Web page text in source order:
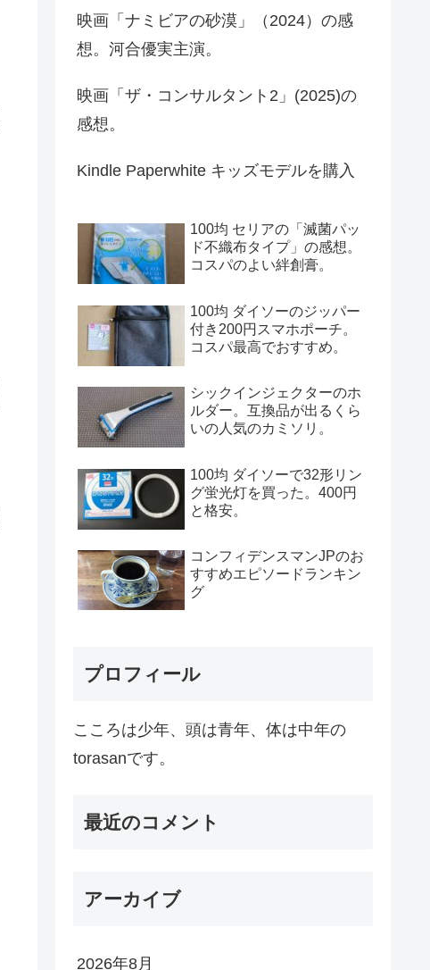
映画「ナミビアの砂漠」（2024）の感
想。河合優実主演。
映画「ザ・コンサルタント2」(2025)の
感想。
Kindle Paperwhite キッズモデルを購入
100均 セリアの「滅菌パッ
ド不織布タイプ」の感想。
コスパのよい絆創膏。
100均 ダイソーのジッパー
付き200円スマホポーチ。
コスパ最高でおすすめ。
シックインジェクターのホ
ルダー。互換品が出るくら
いの人気のカミソリ。
100均 ダイソーで32形リン
グ蛍光灯を買った。400円
と格安。
コンフィデンスマンJPのお
すすめエピソードランキン
グ
プロフィール
こころは少年、頭は青年、体は中年の
torasanです。
最近のコメント
アーカイブ
2026年8月